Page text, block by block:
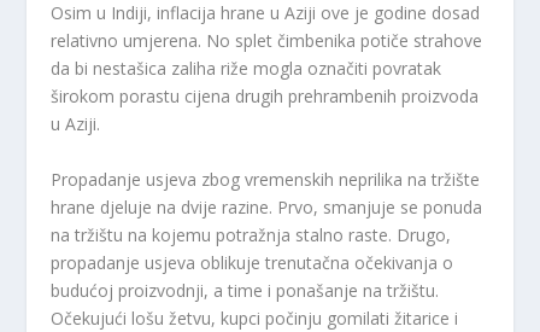
Osim u Indiji, inflacija hrane u Aziji ove je godine dosad
relativno umjerena. No splet čimbenika potiče strahove
da bi nestašica zaliha riže mogla označiti povratak
širokom porastu cijena drugih prehrambenih proizvoda
u Aziji.
Propadanje usjeva zbog vremenskih neprilika na tržište
hrane djeluje na dvije razine. Prvo, smanjuje se ponuda
na tržištu na kojemu potražnja stalno raste. Drugo,
propadanje usjeva oblikuje trenutačna očekivanja o
budućoj proizvodnji, a time i ponašanje na tržištu.
Očekujući lošu žetvu, kupci počinju gomilati žitarice i